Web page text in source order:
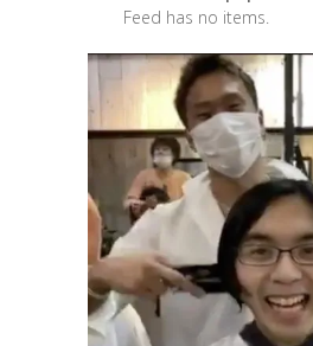
Feed has no items.